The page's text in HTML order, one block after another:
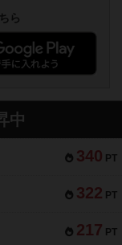
ら
中
340 PT
322 PT
217 PT